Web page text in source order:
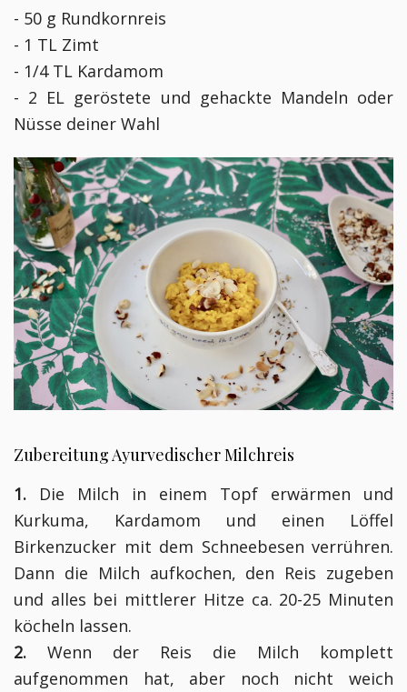
- 50 g Rundkornreis
- 1 TL Zimt
- 1/4 TL Kardamom
- 2 EL geröstete und gehackte Mandeln oder
Nüsse deiner Wahl
Zubereitung Ayurvedischer Milchreis
1. Die Milch in einem Topf erwärmen und
Kurkuma, Kardamom und einen Löffel
Birkenzucker mit dem Schneebesen verrühren.
Dann die Milch aufkochen, den Reis zugeben
und alles bei mittlerer Hitze ca. 20-25 Minuten
köcheln lassen.
2. Wenn der Reis die Milch komplett
aufgenommen hat, aber noch nicht weich